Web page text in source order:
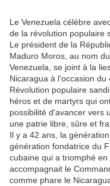
Le Venezuela célèbre
de la révolution populaire
Le président de la
Maduro Moros, au nom
Venezuela, se joint à la
Nicaragua à l'occasion
Révolution populaire
héros et de martyrs qui
possibilité d'avancer vers
une patrie libre, sûre et
Il y a 42 ans, la
génération fondatrice du
cubaine qui a triomphé
accompagnait le
comme phare le